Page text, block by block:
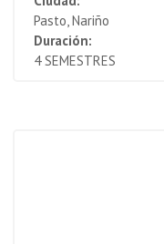
Pasto, Nariño
Duración:
4 SEMESTRES